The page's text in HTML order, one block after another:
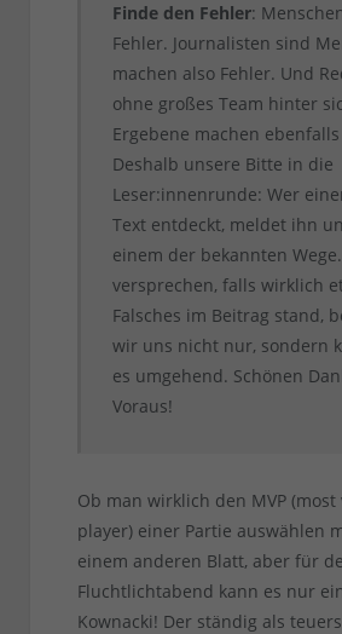
Finde den Fehler:
Fehler. Journalisten sind
machen also Fehler. Und
ohne großes Team hinter
Ergebene machen
Deshalb unsere Bitte in die
Leser:innenrunde: Wer
Text entdeckt, meldet ihn
einem der bekannten
versprechen, falls wirklich
Falsches im Beitrag stand,
wir uns nicht nur, sondern
es umgehend. Schönen
Voraus!
Ob man wirklich den MVP (most
player) einer Partie auswählen
einem anderen Blatt, aber für
Fluchtlichtabend kann es nur
Kownacki! Der ständig als